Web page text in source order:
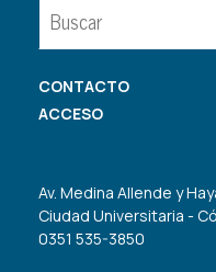
CONTACTO
ACCESO
Av. Medina Allende y
Ciudad Universitaria -
0351 535-3850